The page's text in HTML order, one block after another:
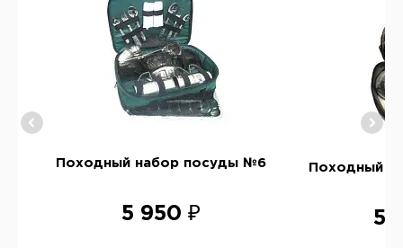
Походный набор посуды №6
5 950 ₽
Походный
5